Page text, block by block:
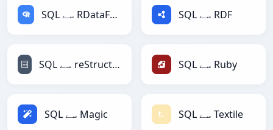
SQL سے RDataFrame SQL سے RDF
SQL سے reStructuredText SQL سے Ruby
SQL سے Magic SQL سے Textile